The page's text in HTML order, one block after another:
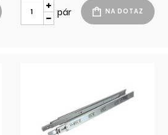
pár